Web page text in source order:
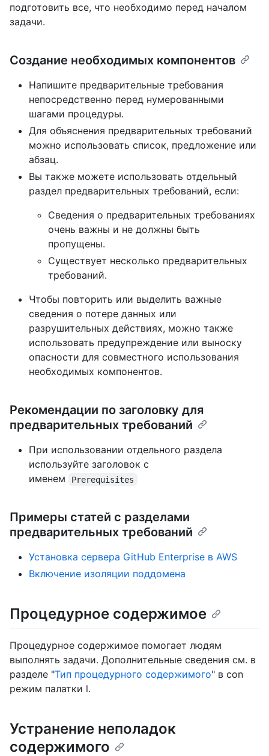
подготовить все, что необходимо перед началом
задачи.
Создание необходимых компонентов
Напишите предварительные требования
непосредственно перед нумерованными
шагами процедуры.
Для объяснения предварительных требований
можно использовать список, предложение или
абзац.
Вы также можете использовать отдельный
раздел предварительных требований, если:
Сведения о предварительных требованиях
очень важны и не должны быть
пропущены.
Существует несколько предварительных
требований.
Чтобы повторить или выделить важные
сведения о потере данных или
разрушительных действиях, можно также
использовать предупреждение или выноску
опасности для совместного использования
необходимых компонентов.
Рекомендации по заголовку для
предварительных требований
При использовании отдельного раздела
используйте заголовок с
именем
Prerequisites
Примеры статей с разделами
предварительных требований
Установка сервера GitHub Enterprise в AWS
Включение изоляции поддомена
Процедурное содержимое
Процедурное содержимое помогает людям
выполнять задачи. Дополнительные сведения см. в
разделе "Тип процедурного содержимого" в con
режим палатки l.
Устранение неполадок
содержимого